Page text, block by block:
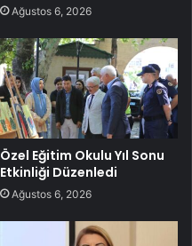
Ağustos 6, 2026
Özel Eğitim Okulu Yıl Sonu
Etkinliği Düzenledi
Ağustos 6, 2026